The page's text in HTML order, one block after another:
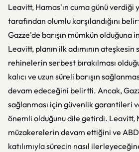
Leavitt, Hamas'ın cuma günü verdiği
tarafından olumlu karşılandığını
Gazze'de barışın mümkün olduğuna
Leavitt, planın ilk adımının ateşkesin
rehinelerin serbest bırakılması
kalıcı ve uzun süreli barışın
devam edeceğini belirtti. Ancak,
sağlanması için güvenlik garantileri
önemli olduğunu dile getirdi. Leavitt,
müzakerelerin devam ettiğini ve
katılımıyla sürecin nasıl